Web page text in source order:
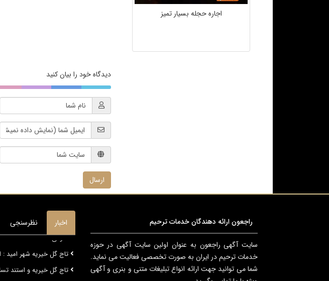
اجاره حجله بسیار تمیز
دیدگاه خود را بیان کنید
ارسال
راجعون ارائه دهندگان خدمات ترحیم
سایت آگهی راجعون به عنوان اولین سایت آگهی در حوزه
خدمات ترحیم در ایران به صورت تخصصی فعالیت می نماید.
شما می توانید جهت ارائه انواع تبلیغات متنی و بنری و آگهی
اخبار نظرسنجی
تاج گل خیریه شهر امید :
تاج گل خیریه و استند